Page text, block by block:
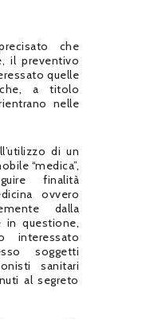
che
il preventivo
quelle
a titolo
nelle
di un
“medica”,
finalità
ovvero
dalla
in questione,
soggetti
sanitari
al segreto